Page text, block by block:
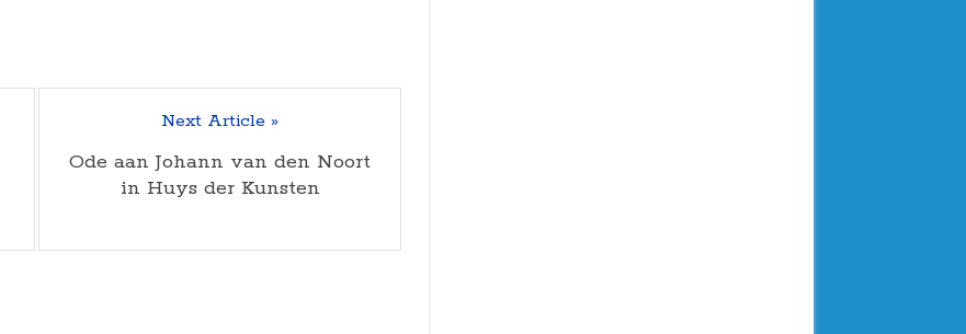
Next Article »
Ode aan Johann van den Noort
in Huys der Kunsten